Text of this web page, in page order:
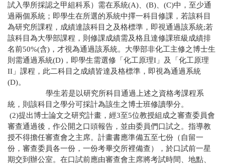
試入學所採認之甲組科系）需在系統(A) (B) (C)中，至少通
過兩個系統；即學生在所選的系統中擇一科目修課，若該科目
為研究所課程，成績達該科目之及格標準，即視通過該系統;若
該科目為大學部課程，則修課成績需及格且達修課班級成績排
名前50%(含) ，才視為通過該系統。大學部非化工主修之博士生
則需通過系統(D) ，即學生需選修「化工原理I 」及「化工原理
II 」課程，此二科目之成績皆達及格標準，即視為通過系統
(D)。
學生若是以研究所科目通過上述之資格考課程系
統，則該科目之學分可採計為該生之博士班修讀學分。
(2)提出博士論文之研究計畫，經3至5位教授組成之審查委員會
審查通過後，作公開之口頭報告，並由委員們口試之。指導教
授不得擔任審查會之主席。計畫書應準備五至七份（自留一
份，審查委員各一份，一份考畢交所裡備查），於口試前一星
期交到辦公室。在口試前應由審查會主席將考試時間、地點、